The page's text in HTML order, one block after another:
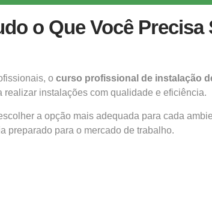
o Que Você Precisa
o curso profissional de instalação
instalações com qualidade e eficiência.
a opção mais adequada para cada
preparado para o mercado de trabalho.